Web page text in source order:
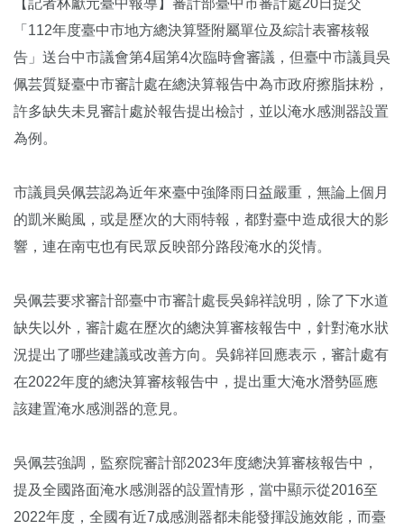
「112年度臺中市地方總決算暨附屬單位及綜計表審核報
告」送台中市議會第4屆第4次臨時會審議，但臺中市議員吳
佩芸質疑臺中市審計處在總決算報告中為市政府擦脂抹粉，
許多缺失未見審計處於報告提出檢討，並以淹水感測器設置
為例。
市議員吳佩芸認為近年來臺中強降雨日益嚴重，無論上個月
的凱米颱風，或是歷次的大雨特報，都對臺中造成很大的影
響，連在南屯也有民眾反映部分路段淹水的災情。
吳佩芸要求審計部臺中市審計處長吳錦祥說明，除了下水道
缺失以外，審計處在歷次的總決算審核報告中，針對淹水狀
況提出了哪些建議或改善方向。吳錦祥回應表示，審計處有
在2022年度的總決算審核報告中，提出重大淹水潛勢區應
該建置淹水感測器的意見。
吳佩芸強調，監察院審計部2023年度總決算審核報告中，
提及全國路面淹水感測器的設置情形，當中顯示從2016至
2022年度，全國有近7成感測器都未能發揮設施效能，而臺